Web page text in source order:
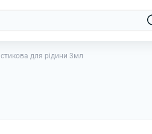
для рідини 3мл